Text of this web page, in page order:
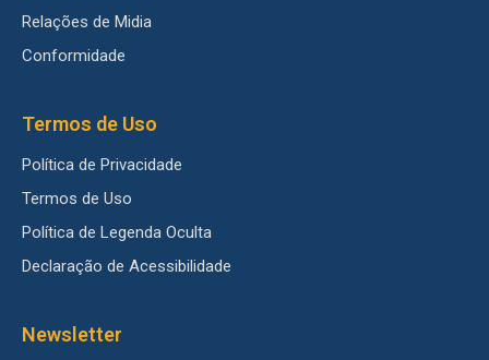
Relações de Midia
Conformidade
Termos de Uso
Política de Privacidade
Termos de Uso
Política de Legenda Oculta
Declaração de Acessibilidade
Newsletter